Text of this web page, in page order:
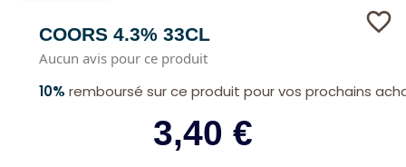
COORS 4.3% 33CL
Aucun avis pour ce produit
favorite_border
10% remboursé sur ce produit pour vos prochains
3,40 €